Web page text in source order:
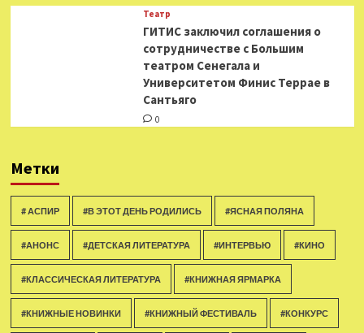
Театр
ГИТИС заключил соглашения о
сотрудничестве с Большим
театром Сенегала и
Университетом Финис Террае в
Сантьяго
0
Метки
# АСПИР #В ЭТОТ ДЕНЬ РОДИЛИСЬ #ЯСНАЯ ПОЛЯНА
#АНОНС #ДЕТСКАЯ ЛИТЕРАТУРА #ИНТЕРВЬЮ #КИНО
#КЛАССИЧЕСКАЯ ЛИТЕРАТУРА #КНИЖНАЯ ЯРМАРКА
#КНИЖНЫЕ НОВИНКИ #КНИЖНЫЙ ФЕСТИВАЛЬ #КОНКУРС